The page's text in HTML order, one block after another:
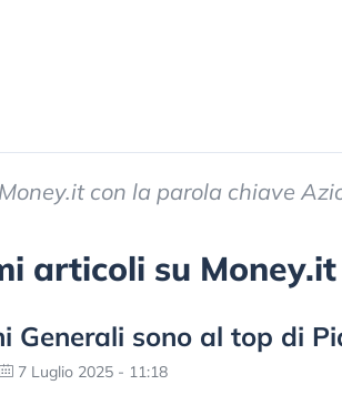
con la parola chiave
articoli su Money.it
Generali sono al top di
7 Luglio 2025 - 11:18